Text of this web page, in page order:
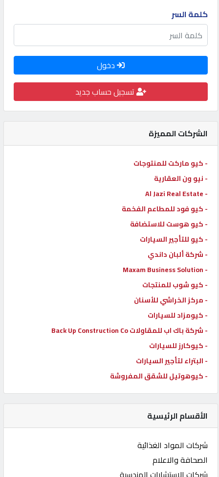
نمبر
كيو
ماركت
الدليل
POWERED
QHOST
كلمة السر
دخول
تسجيل حساب جديد
الشركات المميزة
- كيو ماركت للمنتوجات
- نيو ون العقارية
- Al Jazi Real Estate
- كيو فود للمطاعم الفخمة
- كيو هوست للاستضافة
- كيو للتأجير السيارات
- شركة ألبان داندي
- Maxam Business Solution
- كيو شوب للمنتجات
- مركز الخراشي للأسنان
- كيومزاد للسيارات
- شركة باك اب للمقاولات Back Up Construction Co
- كيوكارز للسيارات
- البتراء لتأجير السيارات
- كيوهوتيل للشقق المفروشة
الأقسام الرئيسية
شركات المواد الغذائية
الصحافة والاعلام